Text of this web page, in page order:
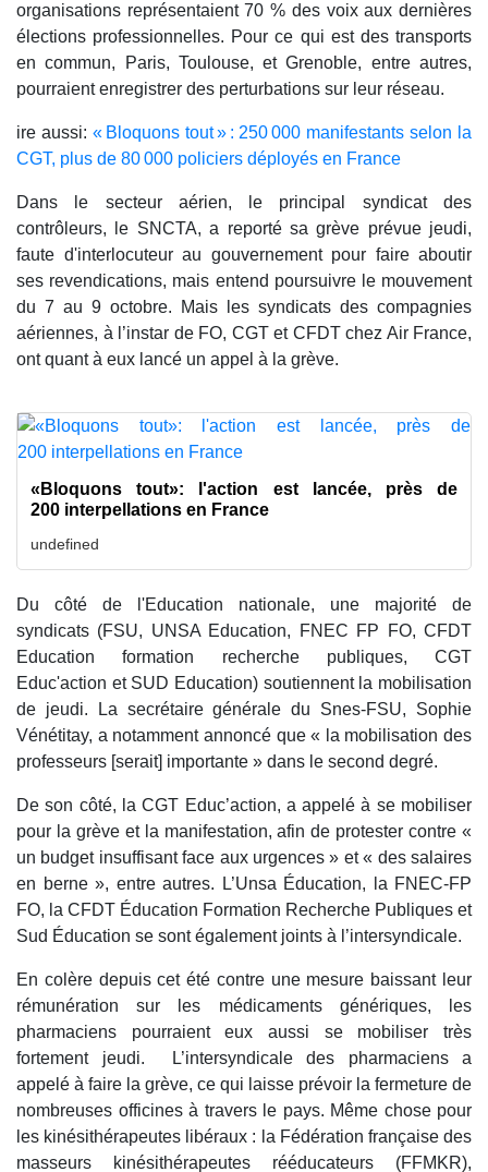
organisations représentaient 70 % des voix aux dernières
élections professionnelles. Pour ce qui est des transports
en commun, Paris, Toulouse, et Grenoble, entre autres,
pourraient enregistrer des perturbations sur leur réseau.
ire aussi: « Bloquons tout » : 250 000 manifestants selon la
CGT, plus de 80 000 policiers déployés en France
Dans le secteur aérien, le principal syndicat des
contrôleurs, le SNCTA, a reporté sa grève prévue jeudi,
faute d'interlocuteur au gouvernement pour faire aboutir
ses revendications, mais entend poursuivre le mouvement
du 7 au 9 octobre. Mais les syndicats des compagnies
aériennes, à l’instar de FO, CGT et CFDT chez Air France,
ont quant à eux lancé un appel à la grève.
«Bloquons tout»: l'action est lancée, près de
200 interpellations en France
undefined
Du côté de l'Education nationale, une majorité de
syndicats (FSU, UNSA Education, FNEC FP FO, CFDT
Education formation recherche publiques, CGT
Educ'action et SUD Education) soutiennent la mobilisation
de jeudi. La secrétaire générale du Snes-FSU, Sophie
Vénétitay, a notamment annoncé que « la mobilisation des
professeurs [serait] importante » dans le second degré.
De son côté, la CGT Educ’action, a appelé à se mobiliser
pour la grève et la manifestation, afin de protester contre «
un budget insuffisant face aux urgences » et « des salaires
en berne », entre autres. L’Unsa Éducation, la FNEC-FP
FO, la CFDT Éducation Formation Recherche Publiques et
Sud Éducation se sont également joints à l’intersyndicale.
En colère depuis cet été contre une mesure baissant leur
rémunération sur les médicaments génériques, les
pharmaciens pourraient eux aussi se mobiliser très
fortement jeudi. L’intersyndicale des pharmaciens a
appelé à faire la grève, ce qui laisse prévoir la fermeture de
nombreuses officines à travers le pays. Même chose pour
les kinésithérapeutes libéraux : la Fédération française des
masseurs kinésithérapeutes rééducateurs (FFMKR),